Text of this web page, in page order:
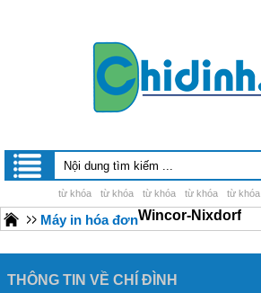
từ khóa từ khóa từ khóa từ khóa từ khóa
Máy in hóa đơnWincor-Nixdorf
THÔNG TIN VỀ CHÍ ĐÌNH